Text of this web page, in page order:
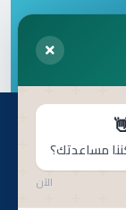
؟
الدكتورز
مساعدتك؟
الآن